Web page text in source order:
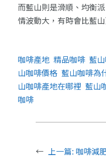
而藍山則是滑順、均衡
情波動大，有時會比藍山
咖啡產地 精品咖啡 藍
山咖啡價格 藍山咖啡為
山咖啡產地在哪裡 藍山
咖啡
← 上一篇: 咖啡減